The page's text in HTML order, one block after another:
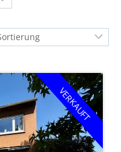
VERKAUFT